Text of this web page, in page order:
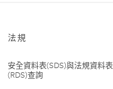
法規
安全資料表(SDS)與法規資料表
(RDS)查詢